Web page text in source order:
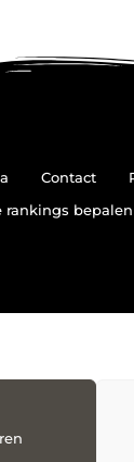
Contact
rankings bepalen